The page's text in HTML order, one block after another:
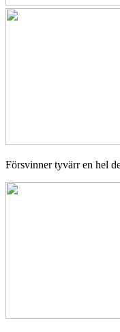
Försvinner tyvärr en hel